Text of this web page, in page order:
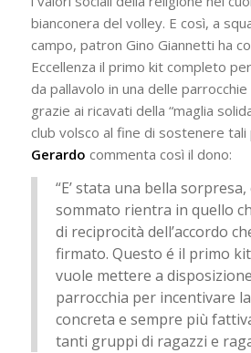
bianconera del volley. E così, a
campo, patron Gino Giannetti ha
Eccellenza il primo kit completo
da pallavolo in una delle
grazie ai ricavati della “maglia
club volsco al fine di sostenere
Gerardo commenta così il dono:
“E’ stata una bella
sommato rientra in quello
di reciprocità dell’accordo
firmato. Questo é il primo
vuole mettere a
parrocchia per incentivare
concreta e sempre più
tanti gruppi di ragazzi e